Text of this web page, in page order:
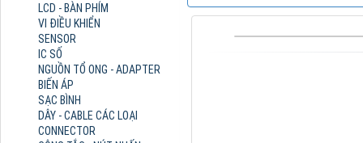
LCD - BÀN PHÍM
VI ĐIỀU KHIỂN
SENSOR
IC SỐ
NGUỒN TỔ ONG - ADAPTER
BIẾN ÁP
SẠC BÌNH
DÂY - CABLE CÁC LOẠI
CONNECTOR